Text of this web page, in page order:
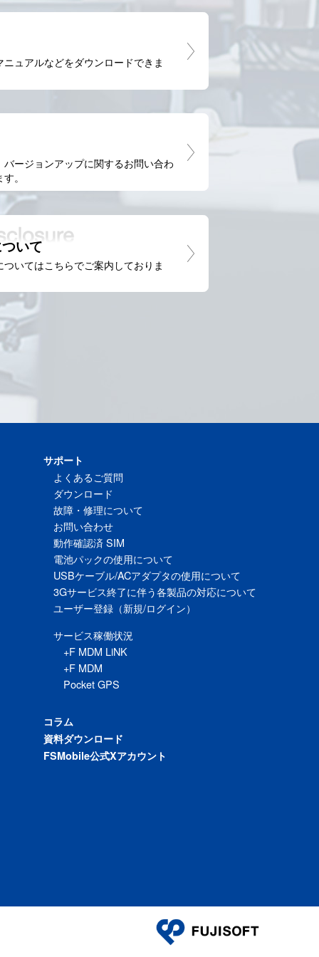
ュアルなどをダウンロードできま
ージョンアップに関するお問い合わ
。
いて
いてはこちらでご案内しておりま
サポート
よくあるご質問
ダウンロード
故障・修理について
お問い合わせ
動作確認済 SIM
電池パックの使用について
USBケーブル/ACアダプタの使用について
3Gサービス終了に伴う各製品の対応について
ユーザー登録（新規/ログイン）
サービス稼働状況
+F MDM LiNK
+F MDM
Pocket GPS
コラム
資料ダウンロード
FSMobile公式Xアカウント